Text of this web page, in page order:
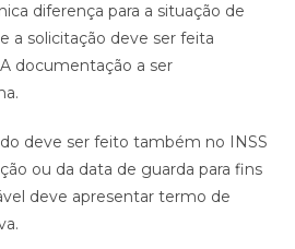
diferença para a situação de
a solicitação deve ser feita
documentação a ser
deve ser feito também no INSS
ou da data de guarda para fins
deve apresentar termo de